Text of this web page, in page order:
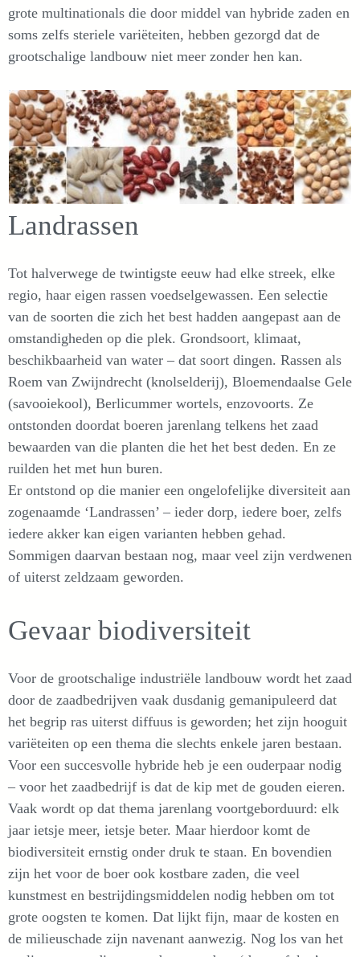
grote multinationals die door middel van hybride zaden en
soms zelfs steriele variëteiten, hebben gezorgd dat de
grootschalige landbouw niet meer zonder hen kan.
Landrassen
Tot halverwege de twintigste eeuw had elke streek, elke
regio, haar eigen rassen voedselgewassen. Een selectie
van de soorten die zich het best hadden aangepast aan de
omstandigheden op die plek. Grondsoort, klimaat,
beschikbaarheid van water – dat soort dingen. Rassen als
Roem van Zwijndrecht (knolselderij), Bloemendaalse Gele
(savooiekool), Berlicummer wortels, enzovoorts. Ze
ontstonden doordat boeren jarenlang telkens het zaad
bewaarden van die planten die het het best deden. En ze
ruilden het met hun buren.
Er ontstond op die manier een ongelofelijke diversiteit aan
zogenaamde ‘Landrassen’ – ieder dorp, iedere boer, zelfs
iedere akker kan eigen varianten hebben gehad.
Sommigen daarvan bestaan nog, maar veel zijn verdwenen
of uiterst zeldzaam geworden.
Gevaar biodiversiteit
Voor de grootschalige industriële landbouw wordt het zaad
door de zaadbedrijven vaak dusdanig gemanipuleerd dat
het begrip ras uiterst diffuus is geworden; het zijn hooguit
variëteiten op een thema die slechts enkele jaren bestaan.
Voor een succesvolle hybride heb je een ouderpaar nodig
– voor het zaadbedrijf is dat de kip met de gouden eieren.
Vaak wordt op dat thema jarenlang voortgeborduurd: elk
jaar ietsje meer, ietsje beter. Maar hierdoor komt de
biodiversiteit ernstig onder druk te staan. En bovendien
zijn het voor de boer ook kostbare zaden, die veel
kunstmest en bestrijdingsmiddelen nodig hebben om tot
grote oogsten te komen. Dat lijkt fijn, maar de kosten en
de milieuschade zijn navenant aanwezig. Nog los van het